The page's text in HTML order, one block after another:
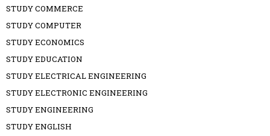
STUDY COMMERCE
STUDY COMPUTER
STUDY ECONOMICS
STUDY EDUCATION
STUDY ELECTRICAL ENGINEERING
STUDY ELECTRONIC ENGINEERING
STUDY ENGINEERING
STUDY ENGLISH